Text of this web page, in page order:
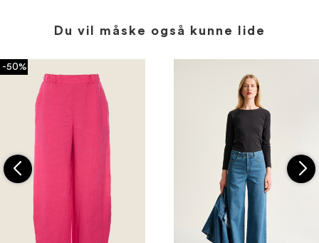
Du vil måske også kunne lide
-50%